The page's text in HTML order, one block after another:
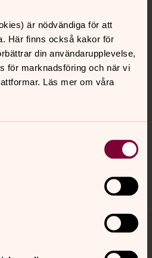
är nödvändiga för att
Här finns också kakor för
din användarupplevelse,
för marknadsföring och när vi
Läs mer om våra